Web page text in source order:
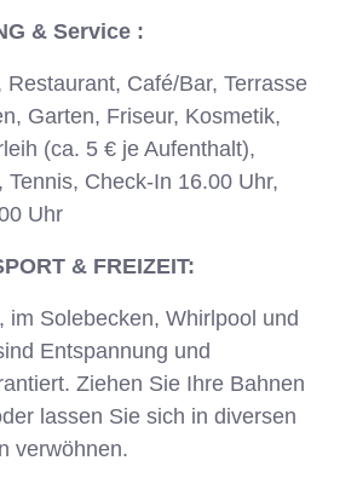
& Service :
Restaurant, Café/Bar, Terrasse
Garten, Friseur, Kosmetik,
(ca. 5 € je Aufenthalt),
Tennis, Check-In 16.00 Uhr,
Uhr
& FREIZEIT:
im Solebecken, Whirlpool und
Entspannung und
Ziehen Sie Ihre Bahnen
lassen Sie sich in diversen
verwöhnen.